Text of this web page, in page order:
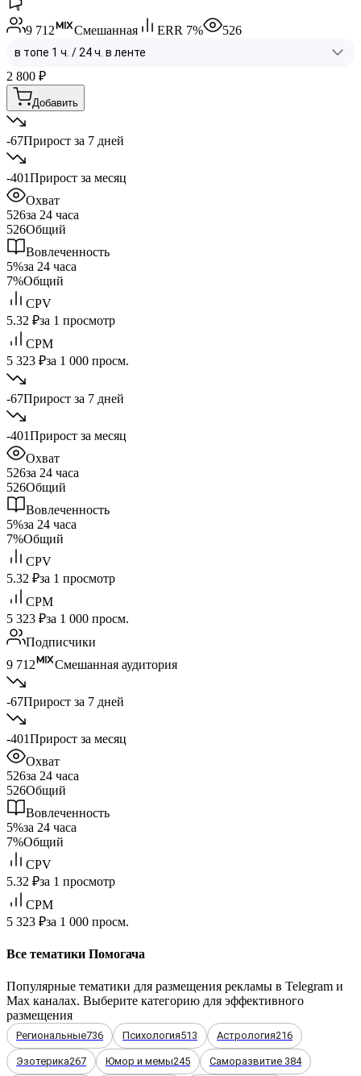
9 712 Смешанная ERR 7% 526
2 800 ₽
Добавить
-67Прирост за 7 дней
-401Прирост за месяц
Охват
526за 24 часа
526Общий
Вовлеченность
5%за 24 часа
7%Общий
CPV
5.32 ₽за 1 просмотр
CPM
5 323 ₽за 1 000 просм.
-67Прирост за 7 дней
-401Прирост за месяц
Охват
526за 24 часа
526Общий
Вовлеченность
5%за 24 часа
7%Общий
CPV
5.32 ₽за 1 просмотр
CPM
5 323 ₽за 1 000 просм.
Подписчики
9 712
Смешанная аудитория
-67Прирост за 7 дней
-401Прирост за месяц
Охват
526за 24 часа
526Общий
Вовлеченность
5%за 24 часа
7%Общий
CPV
5.32 ₽за 1 просмотр
CPM
5 323 ₽за 1 000 просм.
Все тематики Помогача
Популярные тематики для размещения рекламы в Telegram и
Max каналах. Выберите категорию для эффективного
размещения
Региональные736 Психология513 Астрология216
Эзотерика267 Юмор и мемы245 Саморазвитие 384